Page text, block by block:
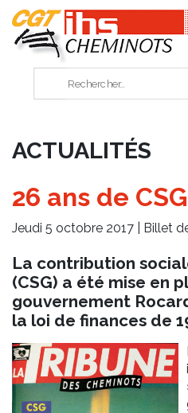
ACTUALITÉS
26 ans de CSG
Jeudi 5 octobre 2017 | Billet
La contribution
(CSG) a été mise en
gouvernement
la loi de finances de
Panneau de gestion des